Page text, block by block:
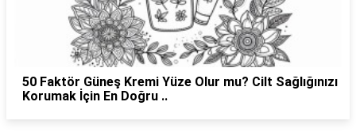
50 Faktör Güneş Kremi Yüze Olur mu? Cilt Sağlığınızı
Korumak İçin En Doğru ..